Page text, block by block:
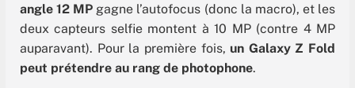
angle 12 MP gagne l’autofocus (donc la macro), et les
deux capteurs selfie montent à 10 MP (contre 4 MP
auparavant). Pour la première fois, un Galaxy Z Fold
peut prétendre au rang de photophone.